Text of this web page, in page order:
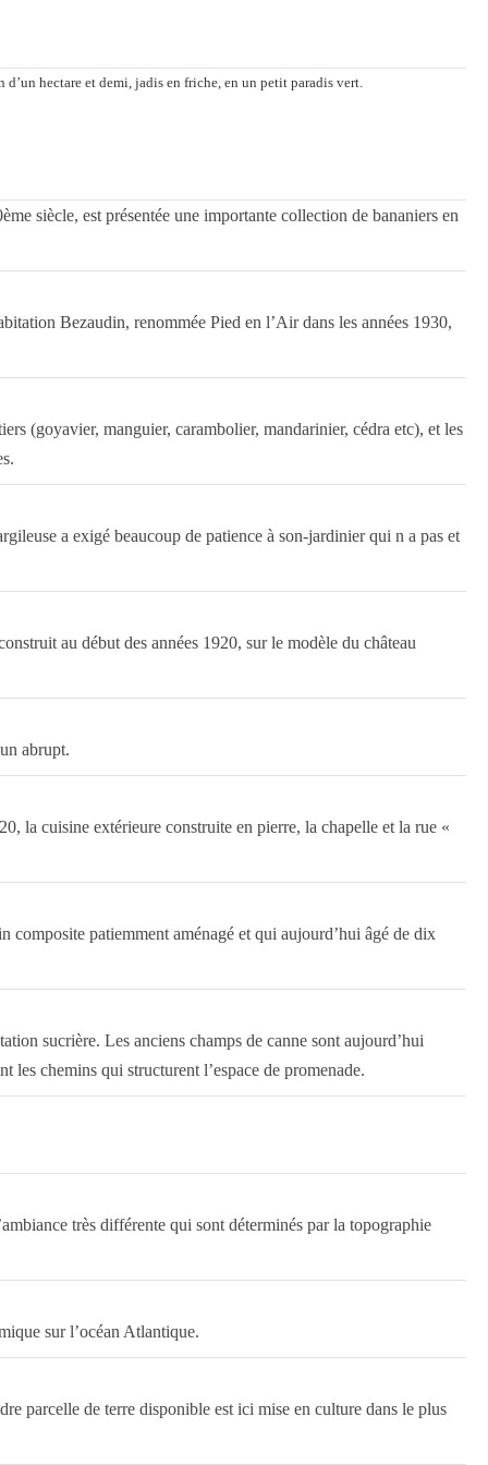
hectare et demi, jadis en friche, en un petit paradis vert.
siècle, est présentée une importante collection de bananiers en
Bezaudin, renommée Pied en l’Air dans les années 1930,
(goyavier, manguier, carambolier, mandarinier, cédra etc), et les
a exigé beaucoup de patience à son-jardinier qui n a pas et
au début des années 1920, sur le modèle du château
abrupt.
la cuisine extérieure construite en pierre, la chapelle et la rue «
composite patiemment aménagé et qui aujourd’hui âgé de dix
sucrière. Les anciens champs de canne sont aujourd’hui
les chemins qui structurent l’espace de promenade.
très différente qui sont déterminés par la topographie
sur l’océan Atlantique.
parcelle de terre disponible est ici mise en culture dans le plus